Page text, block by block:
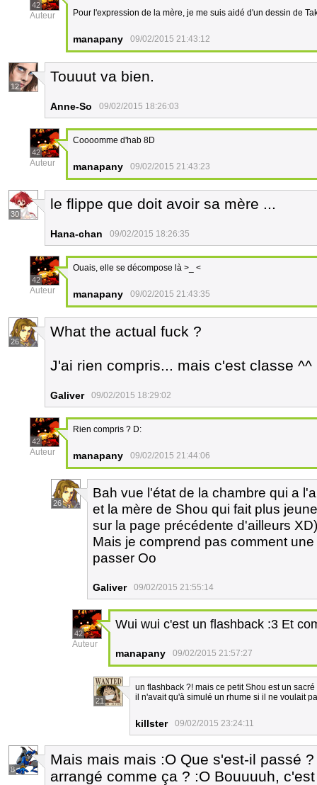
42
Auteur
Pour l'expression de la mère, je me suis aidé d'un dessin de
manapany 09/02/2015 21:43:12
12
Touuut va bien.
Anne-So 09/02/2015 18:26:03
42
Auteur
Coooomme d'hab 8D
manapany 09/02/2015 21:43:23
30
le flippe que doit avoir sa mère ...
Hana-chan 09/02/2015 18:26:35
42
Auteur
Ouais, elle se décompose là >_ <
manapany 09/02/2015 21:43:35
26
What the actual fuck ?
J'ai rien compris... mais c'est classe ^^
Galiver 09/02/2015 18:29:02
42
Auteur
Rien compris ? D:
manapany 09/02/2015 21:44:06
26
Bah vue l'état de la chambre qui a
et la mère de Shou qui fait plus
sur la page précédente d'ailleurs
Mais je comprend pas comment
passer Oo
Galiver 09/02/2015 21:55:14
42
Auteur
Wui wui c'est un flashback :3 Et
manapany 09/02/2015 21:57:27
21
un flashback ?! mais ce petit Shou est un
il n'avait qu'à simulé un rhume si il ne voulait
killster 09/02/2015 23:24:11
8
Mais mais mais :O Que s'est-il passé
arrangé comme ça ? :O Bouuuuh,